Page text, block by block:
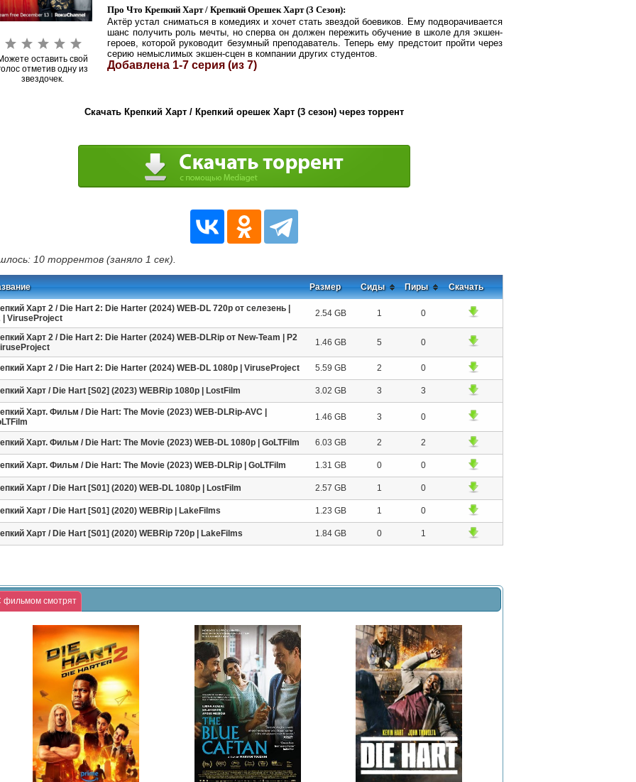
оставить свой
отметив одну из
звездочек.
Про Что Крепкий Харт / Крепкий Орешек Харт (3 Сезон):
Актёр устал сниматься в комедиях и хочет стать звездой боевиков. Ему подворачивается
шанс получить роль мечты, но сперва он должен пережить обучение в школе для экшен-
героев, которой руководит безумный преподаватель. Теперь ему предстоит пройти через
серию немыслимых экшен-сцен в компании других студентов.
Добавлена 1-7 серия (из 7)
Скачать Крепкий Харт / Крепкий орешек Харт (3 сезон) через торрент
10 торрентов (заняло 1 сек).
Размер Сиды Пиры Скачать
Харт 2 / Die Hart 2: Die Harter (2024) WEB-DL 720p от селезень |
| ViruseProject
2.54 GB 1 0
Харт 2 / Die Hart 2: Die Harter (2024) WEB-DLRip от New-Team | P2
1.46 GB 5 0
Харт 2 / Die Hart 2: Die Harter (2024) WEB-DL 1080p | ViruseProject 5.59 GB 2 0
Харт / Die Hart [S02] (2023) WEBRip 1080p | LostFilm 3.02 GB 3 3
Харт. Фильм / Die Hart: The Movie (2023) WEB-DLRip-AVC |
1.46 GB 3 0
Харт. Фильм / Die Hart: The Movie (2023) WEB-DL 1080p | GoLTFilm 6.03 GB 2 2
Харт. Фильм / Die Hart: The Movie (2023) WEB-DLRip | GoLTFilm 1.31 GB 0 0
Харт / Die Hart [S01] (2020) WEB-DL 1080p | LostFilm 2.57 GB 1 0
Харт / Die Hart [S01] (2020) WEBRip | LakeFilms 1.23 GB 1 0
Харт / Die Hart [S01] (2020) WEBRip 720p | LakeFilms 1.84 GB 0 1
фильмом смотрят